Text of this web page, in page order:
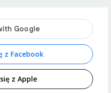
z Facebook
z Apple